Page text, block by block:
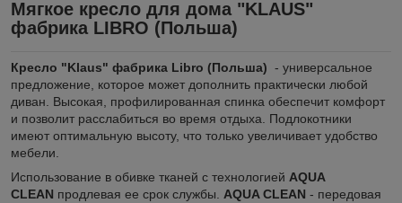
Мягкое кресло для дома "KLAUS"
фабрика LIBRO (Польша)
Кресло "Klaus" фабрика Libro (Польша) - универсальное
предложение, которое может дополнить практически любой
диван. Высокая, профилированная спинка обеспечит комфорт
и позволит расслабиться во время отдыха. Подлокотники
имеют оптимальную высоту, что только увеличивает удобство
мебели.
Использование в обивке тканей с технологией AQUA
CLEAN продлевая ее срок службы. AQUA CLEAN - передовая